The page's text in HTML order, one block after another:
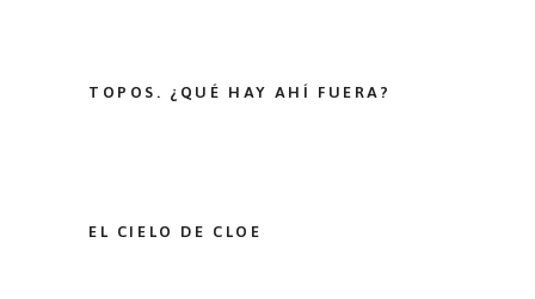
TOPOS. ¿QUÉ HAY AHÍ FUERA?
EL CIELO DE CLOE